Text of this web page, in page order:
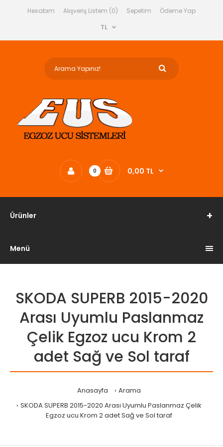
Hesabım Alışveriş Listem (0) Sepetim
Ödeme Yap
TL
0 0,00 TL
Ürünler
Menü
SKODA SUPERB 2015-2020
Arası Uyumlu Paslanmaz
Çelik Egzoz ucu Krom 2
adet Sağ ve Sol taraf
Anasayfa
Arama
SKODA SUPERB 2015-2020 Arası Uyumlu Paslanmaz Çelik
Egzoz ucu Krom 2 adet Sağ ve Sol taraf